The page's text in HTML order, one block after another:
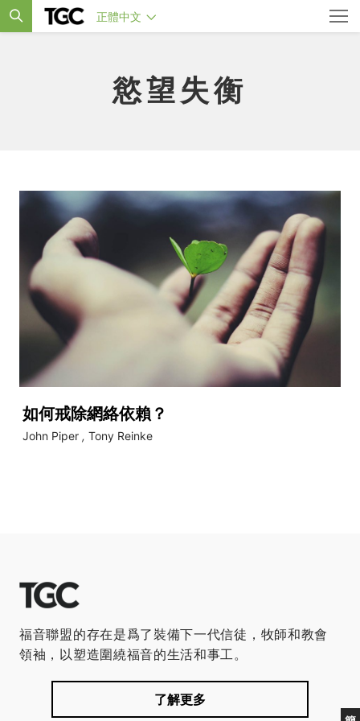
正體中文
慾望失衡
如何戒除網絡依賴？
John Piper , Tony Reinke
福音聯盟的存在是爲了裝備下一代信徒，牧師和教會
領袖，以塑造圍繞福音的生活和事工。
了解更多